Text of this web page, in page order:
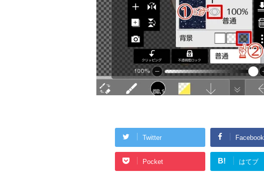
Twitter Facebook
Pocket B! はてブ